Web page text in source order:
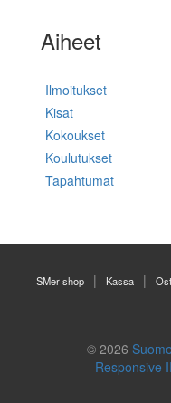
Aiheet
Ilmoitukset
Kisat
Kokoukset
Koulutukset
Tapahtumat
SMer shop Kassa
© 2026
Responsive II